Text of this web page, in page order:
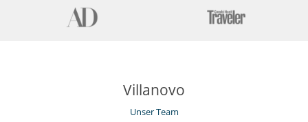
Villanovo
Unser Team